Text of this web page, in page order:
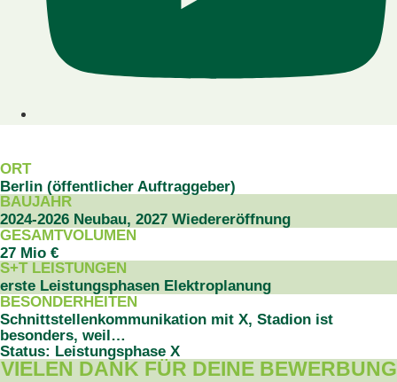
ORT
Berlin (öffentlicher Auftraggeber)
BAUJAHR
2024-2026 Neubau, 2027 Wiedereröffnung
GESAMTVOLUMEN
27 Mio €
S+T LEISTUNGEN
erste Leistungsphasen Elektroplanung
BESONDERHEITEN
Schnittstellenkommunikation mit X, Stadion ist
besonders, weil…
Status: Leistungsphase X
VIELEN DANK FÜR DEINE BEWERBUNG